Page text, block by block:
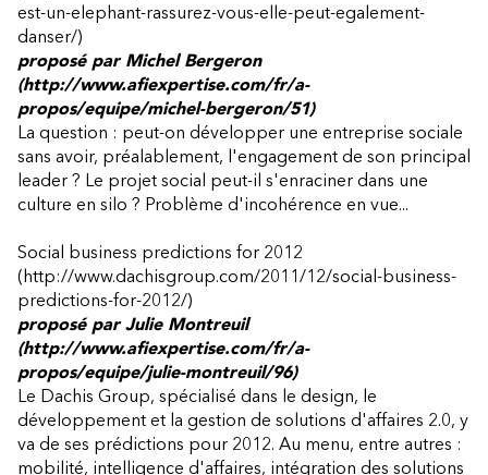
est-un-elephant-rassurez-vous-elle-peut-egalement-
danser/)
proposé par Michel Bergeron
(http://www.afiexpertise.com/fr/a-
propos/equipe/michel-bergeron/51)
La question : peut-on développer une entreprise sociale
sans avoir, préalablement, l'engagement de son principal
leader ? Le projet social peut-il s'enraciner dans une
culture en silo ? Problème d'incohérence en vue...
Social business predictions for 2012
(http://www.dachisgroup.com/2011/12/social-business-
predictions-for-2012/)
proposé parJulie Montreuil
(http://www.afiexpertise.com/fr/a-
propos/equipe/julie-montreuil/96)
Le Dachis Group, spécialisé dans le design, le
développement et la gestion de solutions d'affaires 2.0, y
va de ses prédictions pour 2012. Au menu, entre autres :
mobilité, intelligence d'affaires, intégration des solutions